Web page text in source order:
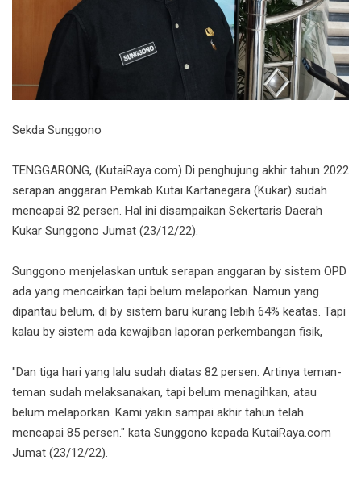
Sekda Sunggono
TENGGARONG, (KutaiRaya.com) Di penghujung akhir tahun 2022
serapan anggaran Pemkab Kutai Kartanegara (Kukar) sudah
mencapai 82 persen. Hal ini disampaikan Sekertaris Daerah
Kukar Sunggono Jumat (23/12/22).
Sunggono menjelaskan untuk serapan anggaran by sistem OPD
ada yang mencairkan tapi belum melaporkan. Namun yang
dipantau belum, di by sistem baru kurang lebih 64% keatas. Tapi
kalau by sistem ada kewajiban laporan perkembangan fisik,
"Dan tiga hari yang lalu sudah diatas 82 persen. Artinya teman-
teman sudah melaksanakan, tapi belum menagihkan, atau
belum melaporkan. Kami yakin sampai akhir tahun telah
mencapai 85 persen." kata Sunggono kepada KutaiRaya.com
Jumat (23/12/22).